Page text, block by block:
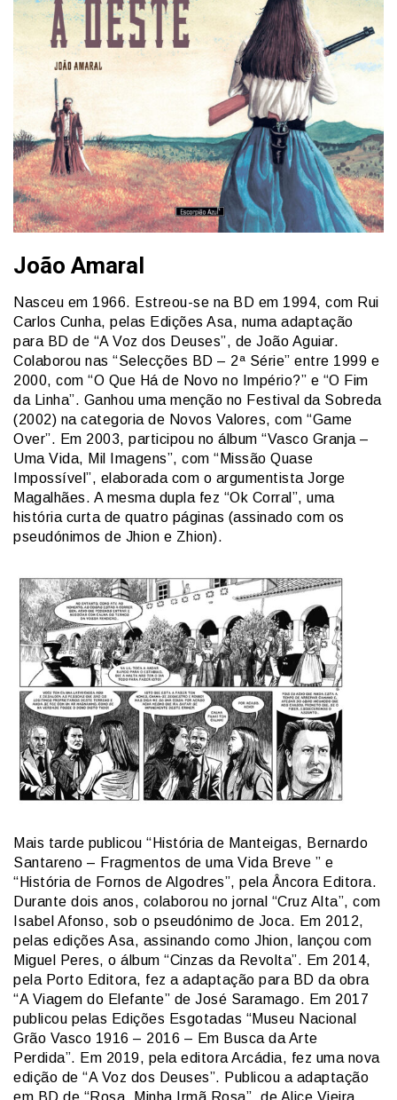
João Amaral
Nasceu em 1966. Estreou-se na BD em 1994, com Rui
Carlos Cunha, pelas Edições Asa, numa adaptação
para BD de “A Voz dos Deuses”, de João Aguiar.
Colaborou nas “Selecções BD – 2ª Série” entre 1999 e
2000, com “O Que Há de Novo no Império?” e “O Fim
da Linha”. Ganhou uma menção no Festival da Sobreda
(2002) na categoria de Novos Valores, com “Game
Over”. Em 2003, participou no álbum “Vasco Granja –
Uma Vida, Mil Imagens”, com “Missão Quase
Impossível”, elaborada com o argumentista Jorge
Magalhães. A mesma dupla fez “Ok Corral”, uma
história curta de quatro páginas (assinado com os
pseudónimos de Jhion e Zhion).
Mais tarde publicou “História de Manteigas, Bernardo
Santareno – Fragmentos de uma Vida Breve ” e
“História de Fornos de Algodres”, pela Âncora Editora.
Durante dois anos, colaborou no jornal “Cruz Alta”, com
Isabel Afonso, sob o pseudónimo de Joca. Em 2012,
pelas edições Asa, assinando como Jhion, lançou com
Miguel Peres, o álbum “Cinzas da Revolta”. Em 2014,
pela Porto Editora, fez a adaptação para BD da obra
“A Viagem do Elefante” de José Saramago. Em 2017
publicou pelas Edições Esgotadas “Museu Nacional
Grão Vasco 1916 – 2016 – Em Busca da Arte
Perdida”. Em 2019, pela editora Arcádia, fez uma nova
edição de “A Voz dos Deuses”. Publicou a adaptação
em BD de “Rosa, Minha Irmã Rosa”, de Alice Vieira,